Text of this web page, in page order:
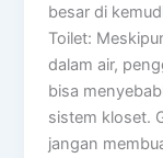
besar di
Toilet:
dalam air,
bisa
sistem kloset.
jangan